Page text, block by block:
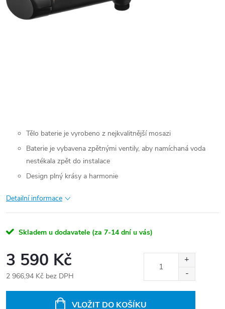
Tělo baterie je vyrobeno z nejkvalitnější mosazi
Baterie je vybavena zpětnými ventily, aby namíchaná voda
nestékala zpět do instalace
Design plný krásy a harmonie
Detailní informace
Skladem u dodavatele (za 7-14 dní u vás)
3 590 Kč
2 966,94 Kč bez DPH
VLOŽIT DO KOŠÍKU